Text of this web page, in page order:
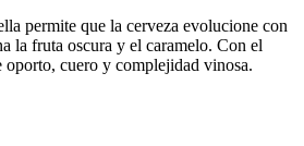
permite que la cerveza evolucione con
la fruta oscura y el caramelo. Con el
oporto, cuero y complejidad vinosa.